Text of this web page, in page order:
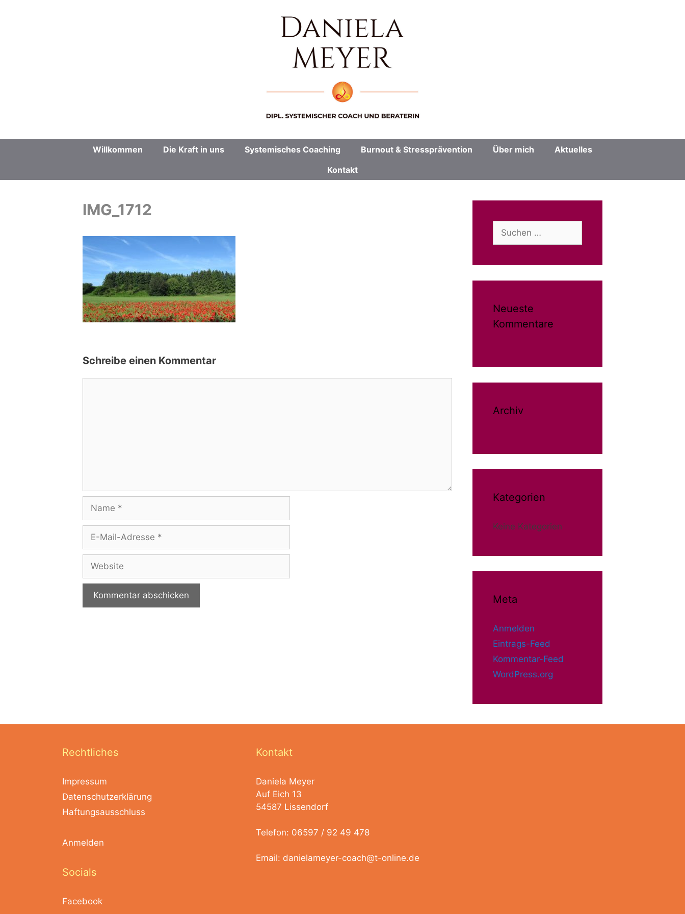
Willkommen Die Kraft in uns Systemisches Coaching Burnout & Stressprävention Über mich
Aktuelles
Kontakt
IMG_1712
Schreibe einen Kommentar
Mail-
Adresse
Suchen
nach:
Neueste
Kommentare
Archiv
Kategorien
Keine Kategorien
Meta
Anmelden
Eintrags-Feed
Kommentar-Feed
WordPress.org
Rechtliches
Impressum
Datenschutzerklärung
Haftungsausschluss
Anmelden
Socials
Facebook
Kontakt
Daniela Meyer
Auf Eich 13
54587 Lissendorf
Telefon: 06597 / 92 49 478
Email: danielameyer-coach@t-online.de